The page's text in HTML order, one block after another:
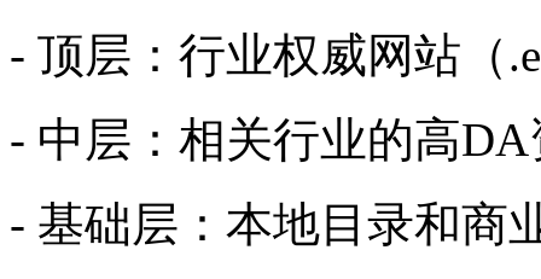
- 顶层：行业权威网站（
- 中层：相关行业的高
- 基础层：本地目录和商